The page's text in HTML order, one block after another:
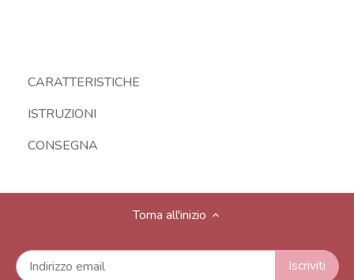
CARATTERISTICHE
ISTRUZIONI
CONSEGNA
Torna all'inizio